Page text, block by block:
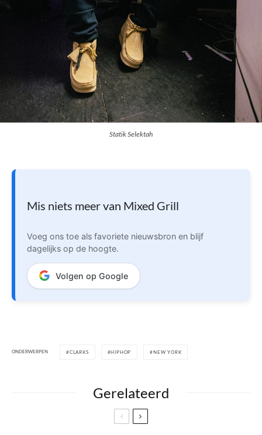
Statik Selektah
Mis niets meer van Mixed Grill
Voeg ons toe als favoriete nieuwsbron en blijf
dagelijks op de hoogte.
Volgen op Google
ONDERWERPEN CLARKS HIPHOP NEW YORK
Gerelateerd